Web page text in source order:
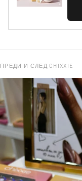
ПРЕДИ И СЛЕД CHIXXIE